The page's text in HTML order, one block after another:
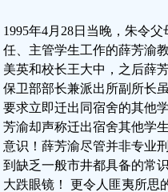
1995年4月28日当晚，朱令
任、主管学生工作的薛芳渝
美英和校长王大中，之后薛
保卫部部长兼派出所副所长
要求立即迁出同宿舍的其他
芳渝却声称迁出宿舍其他学
意识！薛芳渝尽管并非专业
到缺乏一般市井都具备的常
大跌眼镜！ 更令人匪夷所思